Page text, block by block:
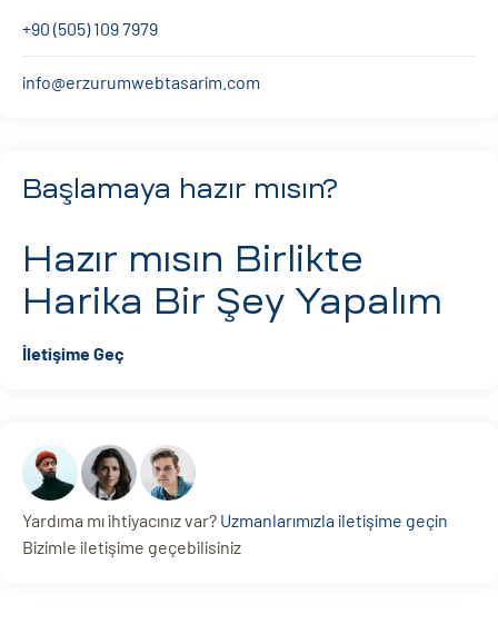
+90 (505) 109 7979
info@erzurumwebtasarim.com
Başlamaya hazır mısın?
Hazır mısın Birlikte
Harika Bir Şey Yapalım
İletişime Geç
Yardıma mı ihtiyacınız var? Uzmanlarımızla iletişime geçin
Bizimle iletişime geçebilisiniz